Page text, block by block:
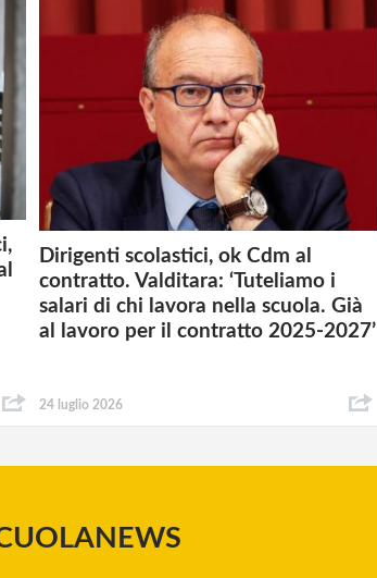
Dirigenti scolastici, ok Cdm al
contratto. Valditara: ‘Tuteliamo i
salari di chi lavora nella scuola. Già
al lavoro per il contratto 2025-2027’
24 luglio 2026